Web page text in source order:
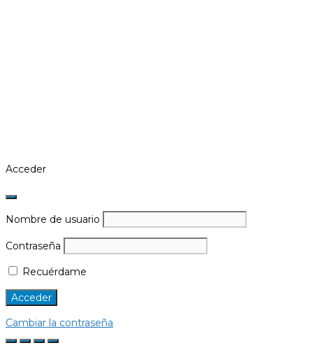
Acceder
Nombre de usuario
Contraseña
Recuérdame
Cambiar la contraseña